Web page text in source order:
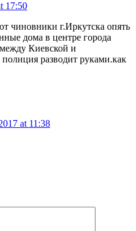
17:50
чиновники г.Иркутска опять
дома в центре города
Киевской и
полиция разводит руками.как
at 11:38